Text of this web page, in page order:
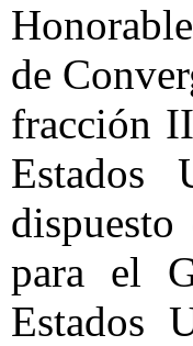
de
fracción
Estados
para el
Estados